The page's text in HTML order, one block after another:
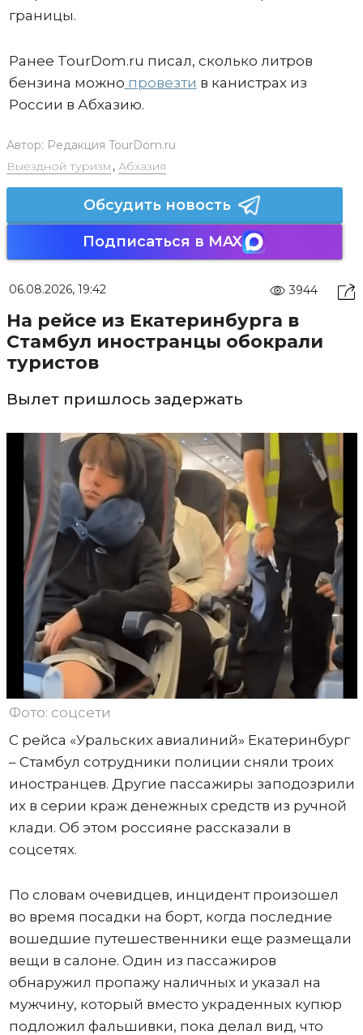
границы.
Ранее TourDom.ru писал, сколько литров
бензина можно провезти в канистрах из
России в Абхазию.
Автор: Редакция TourDom.ru
Выездной туризм , Абхазия
Обсудить новость
Подписаться в MAX
06.08.2026, 19:42 3944
На рейсе из Екатеринбурга в
Стамбул иностранцы обокрали
туристов
Вылет пришлось задержать
Фото: соцсети
С рейса «Уральских авиалиний» Екатеринбург
– Стамбул сотрудники полиции сняли троих
иностранцев. Другие пассажиры заподозрили
их в серии краж денежных средств из ручной
клади. Об этом россияне рассказали в
соцсетях.
По словам очевидцев, инцидент произошел
во время посадки на борт, когда последние
вошедшие путешественники еще размещали
вещи в салоне. Один из пассажиров
обнаружил пропажу наличных и указал на
мужчину, который вместо украденных купюр
подложил фальшивки, пока делал вид, что